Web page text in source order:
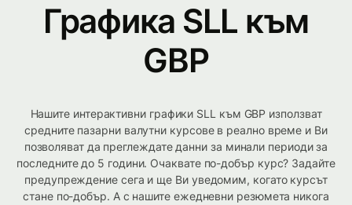
Графика SLL към
GBP
Нашите интерактивни графики SLL към GBP използват
средните пазарни валутни курсове в реално време и Ви
позволяват да преглеждате данни за минали периоди за
последните до 5 години. Очаквате по-добър курс? Задайте
предупреждение сега и ще Ви уведомим, когато курсът
стане по-добър. А с нашите ежедневни резюмета никога